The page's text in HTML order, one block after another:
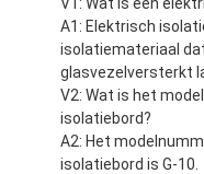
A1: Elektrisch
isolatiemateriaal
glasvezelversterkt
V2: Wat is het
isolatiebord?
A2: Het
isolatiebord is G-10.